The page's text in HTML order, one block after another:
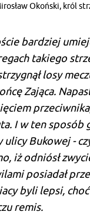
Okoński, król
bardziej
takiego
losy
Za­jąca.
I w ten sposób
ulicy Bukowej -
iż odniósł
posiadał
byli lepsi,
remis.